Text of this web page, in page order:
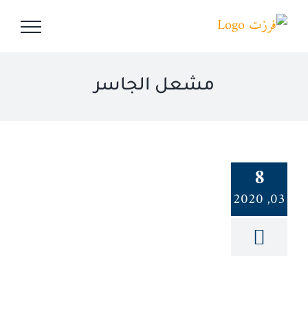
Skip
مشعل الجاسر
8
03, 2020